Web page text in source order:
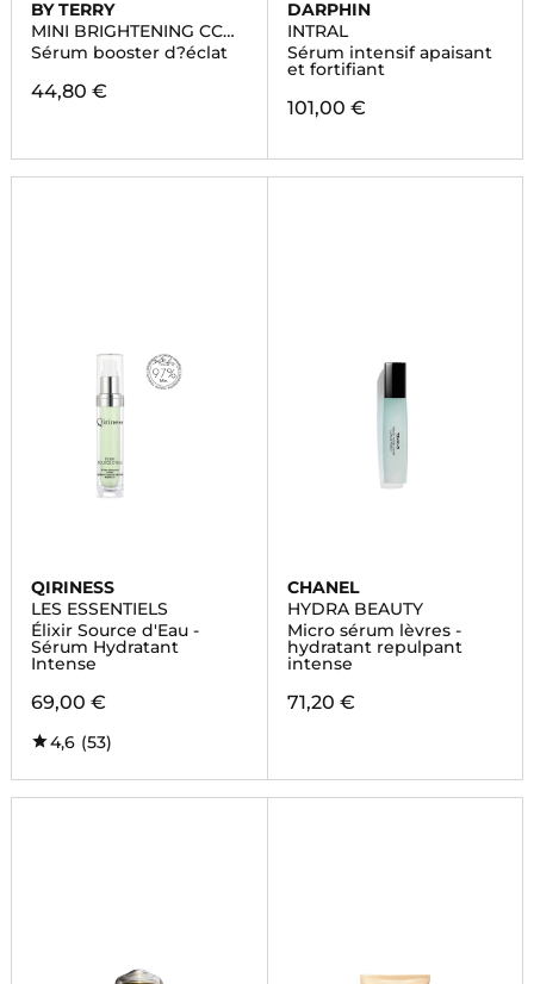
BY TERRY
MINI BRIGHTENING CC
SERUM
Sérum booster d?éclat
44,80 €
DARPHIN
INTRAL
Sérum intensif apaisant
et fortifiant
101,00 €
QIRINESS
LES ESSENTIELS
Élixir Source d'Eau -
Sérum Hydratant
Intense
69,00 €
4,6 (53)
CHANEL
HYDRA BEAUTY
Micro sérum lèvres -
hydratant repulpant
intense
71,20 €